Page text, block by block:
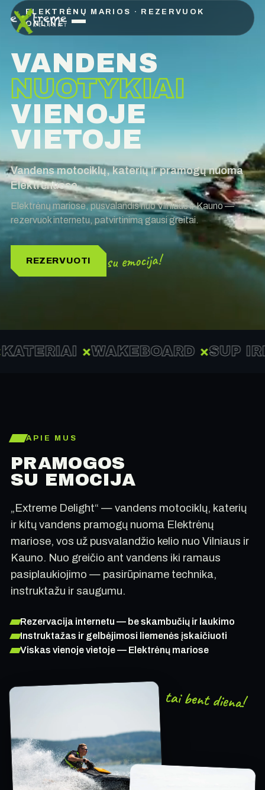
ELEKTRĖNŲ MARIOS · REZERVUOK
ONLINE
VANDENS
NUOTYKIAI
VIENOJE
VIETOJE
Vandens motociklų, katerių ir pramogų nuoma
Elektrėnuose
Elektrėnų mariose, pusvalandis nuo Vilniaus ir Kauno —
rezervuok internetu, patvirtinimą gausi greitai.
REZERVUOTI su emocija!
×WAKEBOARD×SUP
APIE MUS
PRAMOGOS
SU EMOCIJA
„Extreme Delight“ — vandens motociklų, katerių
ir kitų vandens pramogų nuoma Elektrėnų
mariose, vos už pusvalandžio kelio nuo Vilniaus ir
Kauno. Nuo greičio ant vandens iki ramaus
pasiplaukiojimo — pasirūpiname technika,
instruktažu ir saugumu.
Rezervacija internetu — be skambučių ir laukimo
Instruktažas ir gelbėjimosi liemenės įskaičiuoti
Viskas vienoje vietoje — Elektrėnų mariose
tai bent diena!